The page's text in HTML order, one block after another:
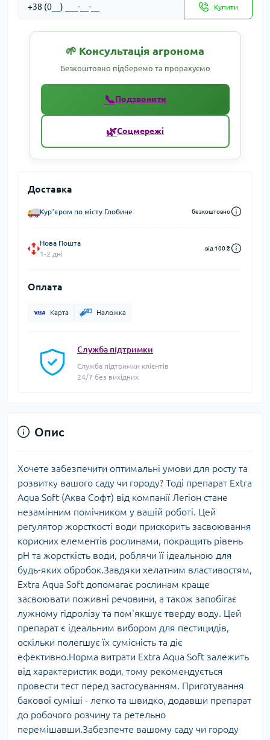
Купити
🌱 Консультація агронома
Безкоштовно підберемо та прорахуємо
📞Подзвонити
🌿Соцмережі
Доставка
Курʼєром по місту Глобине безкоштовно
Нова Пошта
1-2 дні
від 100 ₴
Оплата
Карта Наложка
Служба підтримки
Служба підтримки клієнтів
24/7 без вихідних
Опис
Хочете забезпечити оптимальні умови для росту та
розвитку вашого саду чи городу? Тоді препарат Extra
Aqua Soft (Аква Софт) від компанії Легіон стане
незамінним помічником у вашій роботі. Цей
регулятор жорсткості води прискорить засвоювання
корисних елементів рослинами, покращить рівень
рН та жорсткість води, роблячи її ідеальною для
будь-яких обробок.Завдяки хелатним властивостям,
Extra Aqua Soft допомагає рослинам краще
засвоювати поживні речовини, а також запобігає
лужному гідролізу та пом'якшує тверду воду. Цей
препарат є ідеальним вибором для пестицидів,
оскільки полегшує їх сумісність та діє
ефективно.Норма витрати Extra Aqua Soft залежить
від характеристик води, тому рекомендується
провести тест перед застосуванням. Приготування
бакової суміші - легко та швидко, додавши препарат
до робочого розчину та ретельно
перемішавши.Забезпечте вашому саду чи городу